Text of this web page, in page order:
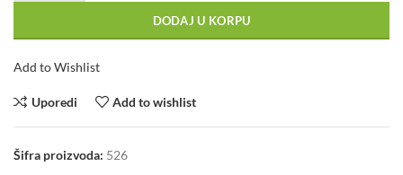
DODAJ U KORPU
Add to Wishlist
Uporedi Add to wishlist
Šifra proizvoda: 526